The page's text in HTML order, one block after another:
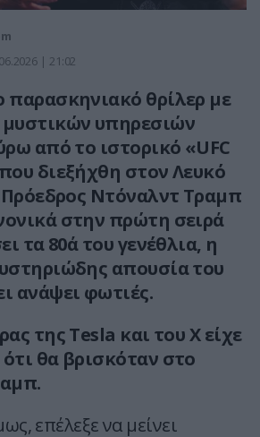
| 21:02
παρασκηνιακό θρίλερ με
υπηρεσιών
από το ιστορικό «UFC
διεξήχθη στον Λευκό
Ντόναλντ Τραμπ
στην πρώτη σειρά
τα 80ά του γενέθλια, η
απουσία του
ανάψει φωτιές.
της Tesla και του X είχε
θα βρισκόταν στο
επέλεξε να μείνει